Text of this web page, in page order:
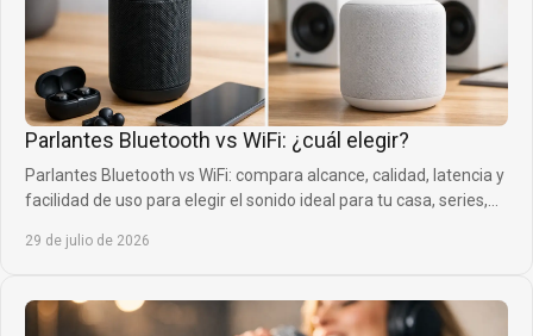
Parlantes Bluetooth vs WiFi: ¿cuál elegir?
Parlantes Bluetooth vs WiFi: compara alcance, calidad, latencia y
facilidad de uso para elegir el sonido ideal para tu casa, series,
29 de julio de 2026